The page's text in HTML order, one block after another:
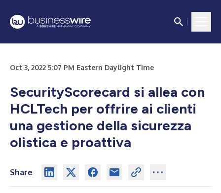
Oct 3, 2022 5:07 PM Eastern Daylight Time
SecurityScorecard si allea con
HCLTech per offrire ai clienti
una gestione della sicurezza
olistica e proattiva
Share